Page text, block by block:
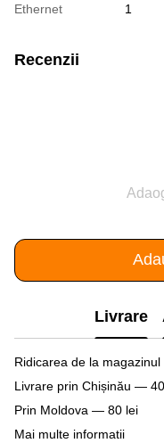
Ethernet
1
Recenzii
Livrare
Ridicarea de la magazinul
Livrare prin Chișinău —
Prin Moldova — 80 lei
Mai multe informatii